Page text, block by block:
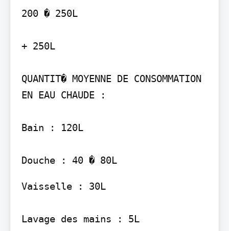
200 � 250L
+ 250L
QUANTIT� MOYENNE DE CONSOMMATION
EN EAU CHAUDE :
Bain : 120L
Douche : 40 � 80L
Vaisselle : 30L
Lavage des mains : 5L